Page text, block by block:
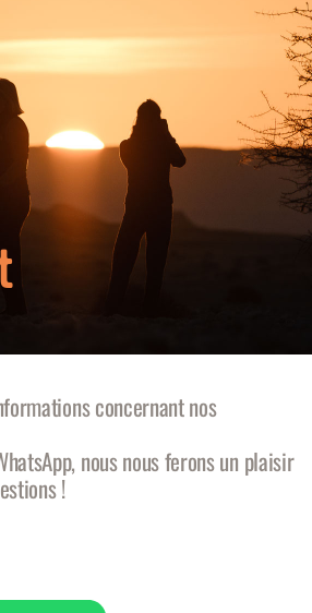
concernant nos
nous nous ferons un plaisir
!